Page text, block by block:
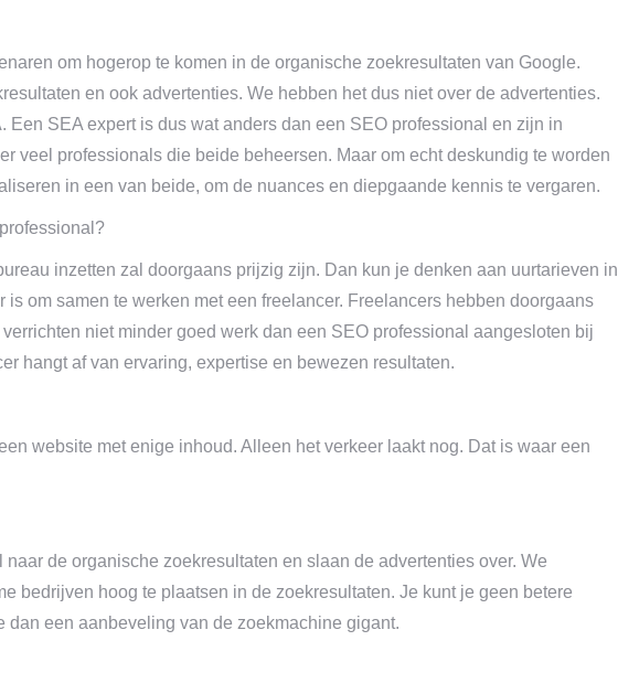
om hogerop te komen in de organische zoekresultaten van Google.
en ook advertenties. We hebben het dus niet over de advertenties.
Een SEA expert is dus wat anders dan een SEO professional en zijn in
veel professionals die beide beheersen. Maar om echt deskundig te worden
in een van beide, om de nuances en diepgaande kennis te vergaren.
inzetten zal doorgaans prijzig zijn. Dan kun je denken aan uurtarieven in
om samen te werken met een freelancer. Freelancers hebben doorgaans
niet minder goed werk dan een SEO professional aangesloten bij
hangt af van ervaring, expertise en bewezen resultaten.
website met enige inhoud. Alleen het verkeer laakt nog. Dat is waar een
de organische zoekresultaten en slaan de advertenties over. We
bedrijven hoog te plaatsen in de zoekresultaten. Je kunt je geen betere
een aanbeveling van de zoekmachine gigant.